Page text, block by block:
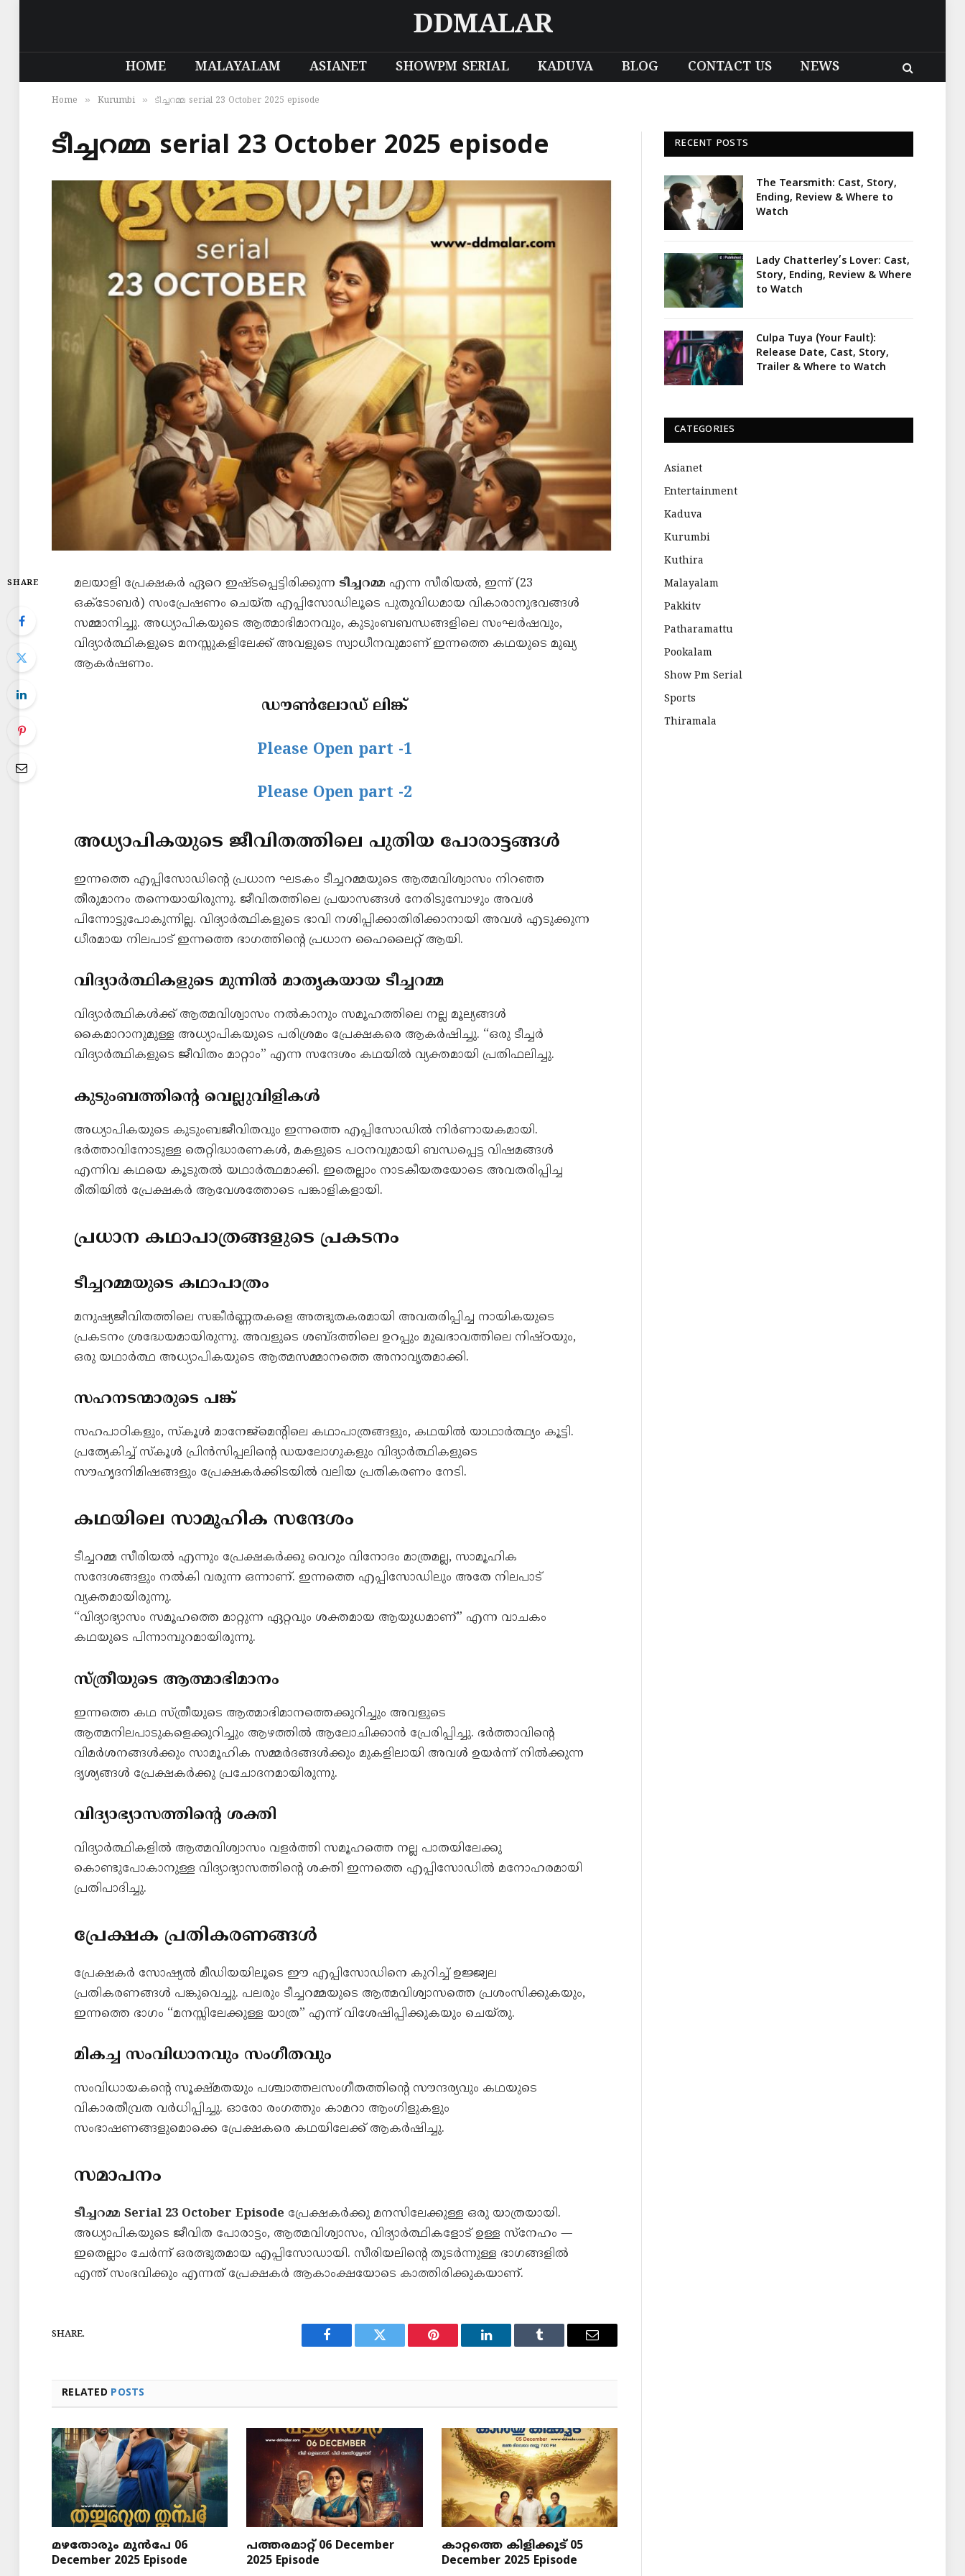
DDMALAR
HOME MALAYALAM ASIANET SHOWPM SERIAL KADUVA BLOG CONTACT US NEWS
Home » Kurumbi » ടീച്ചറമ്മ serial 23 October 2025 episode
ടീച്ചറമ്മ serial 23 October 2025 episode
SHARE മലയാളി പ്രേക്ഷകർ ഏറെ ഇഷ്ടപ്പെട്ടിരിക്കുന്ന ടീച്ചറമ്മ എന്ന സീരിയൽ, ഇന്ന് (23
ഒക്ടോബർ) സംപ്രേഷണം ചെയ്ത എപ്പിസോഡിലൂടെ പുതുവിധമായ വികാരാനുഭവങ്ങൾ
സമ്മാനിച്ചു. അധ്യാപികയുടെ ആത്മാഭിമാനവും, കുടുംബബന്ധങ്ങളിലെ സംഘർഷവും,
വിദ്യാർത്ഥികളുടെ മനസ്സുകളിലേക്ക് അവളുടെ സ്വാധീനവുമാണ് ഇന്നത്തെ കഥയുടെ മുഖ്യ
ആകർഷണം.
ഡൗൺലോഡ് ലിങ്ക്
Please Open part -1
Please Open part -2
അധ്യാപികയുടെ ജീവിതത്തിലെ പുതിയ പോരാട്ടങ്ങൾ
ഇന്നത്തെ എപ്പിസോഡിന്റെ പ്രധാന ഘടകം ടീച്ചറമ്മയുടെ ആത്മവിശ്വാസം നിറഞ്ഞ
തീരുമാനം തന്നെയായിരുന്നു. ജീവിതത്തിലെ പ്രയാസങ്ങൾ നേരിടുമ്പോഴും അവൾ
പിന്നോട്ടുപോകുന്നില്ല. വിദ്യാർത്ഥികളുടെ ഭാവി നശിപ്പിക്കാതിരിക്കാനായി അവൾ എടുക്കുന്ന
ധീരമായ നിലപാട് ഇന്നത്തെ ഭാഗത്തിന്റെ പ്രധാന ഹൈലൈറ്റ് ആയി.
വിദ്യാർത്ഥികളുടെ മുന്നിൽ മാതൃകയായ ടീച്ചറമ്മ
വിദ്യാർത്ഥികൾക്ക് ആത്മവിശ്വാസം നൽകാനും സമൂഹത്തിലെ നല്ല മൂല്യങ്ങൾ
കൈമാറാനുമുള്ള അധ്യാപികയുടെ പരിശ്രമം പ്രേക്ഷകരെ ആകർഷിച്ചു. “ഒരു ടീച്ചർ
വിദ്യാർത്ഥികളുടെ ജീവിതം മാറ്റാം” എന്ന സന്ദേശം കഥയിൽ വ്യക്തമായി പ്രതിഫലിച്ചു.
കുടുംബത്തിന്റെ വെല്ലുവിളികൾ
അധ്യാപികയുടെ കുടുംബജീവിതവും ഇന്നത്തെ എപ്പിസോഡിൽ നിർണായകമായി.
ഭർത്താവിനോടുള്ള തെറ്റിദ്ധാരണകൾ, മകളുടെ പഠനവുമായി ബന്ധപ്പെട്ട വിഷമങ്ങൾ
എന്നിവ കഥയെ കൂടുതൽ യഥാർത്ഥമാക്കി. ഇതെല്ലാം നാടകീയതയോടെ അവതരിപ്പിച്ച
രീതിയിൽ പ്രേക്ഷകർ ആവേശത്തോടെ പങ്കാളികളായി.
പ്രധാന കഥാപാത്രങ്ങളുടെ പ്രകടനം
ടീച്ചറമ്മയുടെ കഥാപാത്രം
മനുഷ്യജീവിതത്തിലെ സങ്കീർണ്ണതകളെ അത്ഭുതകരമായി അവതരിപ്പിച്ച നായികയുടെ
പ്രകടനം ശ്രദ്ധേയമായിരുന്നു. അവളുടെ ശബ്ദത്തിലെ ഉറപ്പും മുഖഭാവത്തിലെ നിഷ്ഠയും,
ഒരു യഥാർത്ഥ അധ്യാപികയുടെ ആത്മസമ്മാനത്തെ അനാവൃതമാക്കി.
സഹനടന്മാരുടെ പങ്ക്
സഹപാഠികളും, സ്കൂൾ മാനേജ്മെന്റിലെ കഥാപാത്രങ്ങളും, കഥയിൽ യാഥാർത്ഥ്യം കൂട്ടി.
പ്രത്യേകിച്ച് സ്കൂൾ പ്രിൻസിപ്പലിന്റെ ഡയലോഗുകളും വിദ്യാർത്ഥികളുടെ
സൗഹൃദനിമിഷങ്ങളും പ്രേക്ഷകർക്കിടയിൽ വലിയ പ്രതികരണം നേടി.
കഥയിലെ സാമൂഹിക സന്ദേശം
ടീച്ചറമ്മ സീരിയൽ എന്നും പ്രേക്ഷകർക്കു വെറും വിനോദം മാത്രമല്ല, സാമൂഹിക
സന്ദേശങ്ങളും നൽകി വരുന്ന ഒന്നാണ്. ഇന്നത്തെ എപ്പിസോഡിലും അതേ നിലപാട്
വ്യക്തമായിരുന്നു.
“വിദ്യാഭ്യാസം സമൂഹത്തെ മാറ്റുന്ന ഏറ്റവും ശക്തമായ ആയുധമാണ്” എന്ന വാചകം
കഥയുടെ പിന്നാമ്പുറമായിരുന്നു.
സ്ത്രീയുടെ ആത്മാഭിമാനം
ഇന്നത്തെ കഥ സ്ത്രീയുടെ ആത്മാഭിമാനത്തെക്കുറിച്ചും അവളുടെ
ആത്മനിലപാടുകളെക്കുറിച്ചും ആഴത്തിൽ ആലോചിക്കാൻ പ്രേരിപ്പിച്ചു. ഭർത്താവിന്റെ
വിമർശനങ്ങൾക്കും സാമൂഹിക സമ്മർദങ്ങൾക്കും മുകളിലായി അവൾ ഉയർന്ന് നിൽക്കുന്ന
ദൃശ്യങ്ങൾ പ്രേക്ഷകർക്കു പ്രചോദനമായിരുന്നു.
വിദ്യാഭ്യാസത്തിന്റെ ശക്തി
വിദ്യാർത്ഥികളിൽ ആത്മവിശ്വാസം വളർത്തി സമൂഹത്തെ നല്ല പാതയിലേക്കു
കൊണ്ടുപോകാനുള്ള വിദ്യാഭ്യാസത്തിന്റെ ശക്തി ഇന്നത്തെ എപ്പിസോഡിൽ മനോഹരമായി
പ്രതിപാദിച്ചു.
പ്രേക്ഷക പ്രതികരണങ്ങൾ
പ്രേക്ഷകർ സോഷ്യൽ മീഡിയയിലൂടെ ഈ എപ്പിസോഡിനെ കുറിച്ച് ഉജ്ജ്വല
പ്രതികരണങ്ങൾ പങ്കുവെച്ചു. പലരും ടീച്ചറമ്മയുടെ ആത്മവിശ്വാസത്തെ പ്രശംസിക്കുകയും,
ഇന്നത്തെ ഭാഗം “മനസ്സിലേക്കുള്ള യാത്ര” എന്ന് വിശേഷിപ്പിക്കുകയും ചെയ്തു.
മികച്ച സംവിധാനവും സംഗീതവും
സംവിധായകന്റെ സൂക്ഷ്മതയും പശ്ചാത്തലസംഗീതത്തിന്റെ സൗന്ദര്യവും കഥയുടെ
വികാരതീവ്രത വർധിപ്പിച്ചു. ഓരോ രംഗത്തും കാമറാ ആംഗിളുകളും
സംഭാഷണങ്ങളുമൊക്കെ പ്രേക്ഷകരെ കഥയിലേക്ക് ആകർഷിച്ചു.
സമാപനം
ടീച്ചറമ്മ Serial 23 October Episode പ്രേക്ഷകർക്കു മനസിലേക്കുള്ള ഒരു യാത്രയായി.
അധ്യാപികയുടെ ജീവിത പോരാട്ടം, ആത്മവിശ്വാസം, വിദ്യാർത്ഥികളോട് ഉള്ള സ്നേഹം —
ഇതെല്ലാം ചേർന്ന് ഒരത്ഭുതമായ എപ്പിസോഡായി. സീരിയലിന്റെ തുടർന്നുള്ള ഭാഗങ്ങളിൽ
എന്ത് സംഭവിക്കും എന്നത് പ്രേക്ഷകർ ആകാംക്ഷയോടെ കാത്തിരിക്കുകയാണ്.
SHARE.
Facebook Twitter Pinterest LinkedIn Tumblr Email
RELATED POSTS
മഴതോരും മുൻപേ 06
December 2025 Episode
പത്തരമാറ്റ് 06 December
2025 Episode
കാറ്റത്തെ കിളിക്കൂട് 05
December 2025 Episode
RECENT POSTS
The Tearsmith: Cast, Story,
Ending, Review & Where to
Watch
Lady Chatterley’s Lover: Cast,
Story, Ending, Review & Where
to Watch
Culpa Tuya (Your Fault):
Release Date, Cast, Story,
Trailer & Where to Watch
CATEGORIES
Asianet
Entertainment
Kaduva
Kurumbi
Kuthira
Malayalam
Pakkitv
Patharamattu
Pookalam
Show Pm Serial
Sports
Thiramala